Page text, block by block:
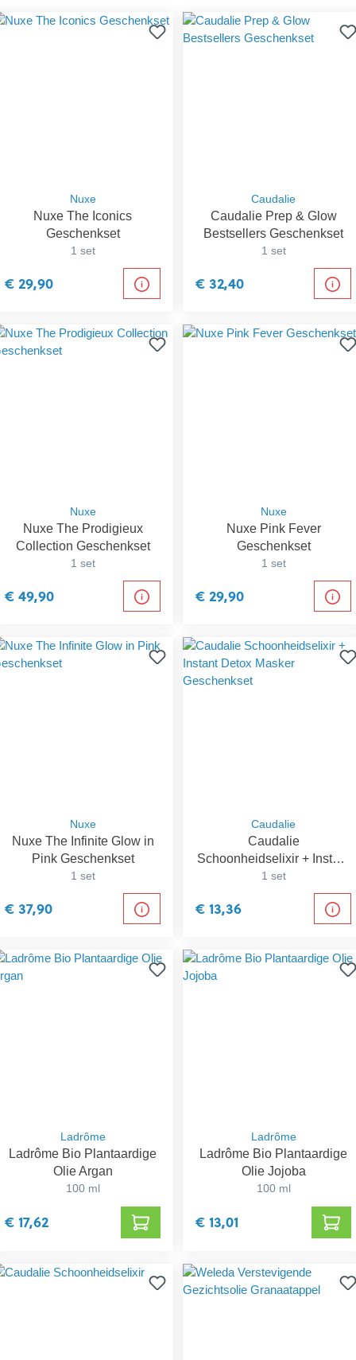
Nuxe
Nuxe The Iconics
Geschenkset
1 set
€ 29,90
Caudalie
Caudalie Prep & Glow
Bestsellers Geschenkset
1 set
€ 32,40
Nuxe
Nuxe The Prodigieux
Collection Geschenkset
1 set
€ 49,90
Nuxe
Nuxe Pink Fever
Geschenkset
1 set
€ 29,90
Nuxe
Nuxe The Infinite Glow in
Pink Geschenkset
1 set
€ 37,90
Caudalie
Caudalie
Schoonheidselixir + Instant
Detox Masker Geschenkset
1 set
€ 13,36
Ladrôme
Ladrôme Bio Plantaardige
Olie Argan
100 ml
€ 17,62
Ladrôme
Ladrôme Bio Plantaardige
Olie Jojoba
100 ml
€ 13,01